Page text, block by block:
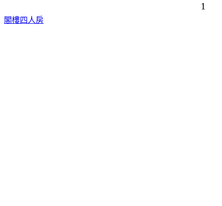
1
閣樓四人房